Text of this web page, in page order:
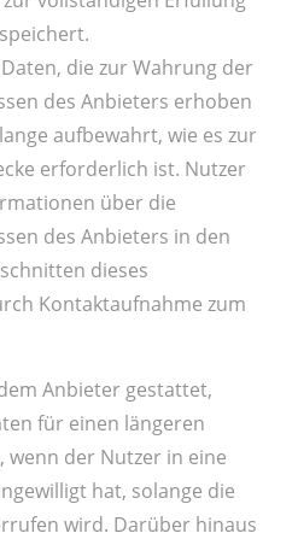
die zur Wahrung der
des Anbieters erhoben
aufbewahrt, wie es zur
erforderlich ist. Nutzer
über die
des Anbieters in den
dieses
Kontaktaufnahme zum
Anbieter gestattet,
für einen längeren
wenn der Nutzer in eine
hat, solange die
wird. Darüber hinaus